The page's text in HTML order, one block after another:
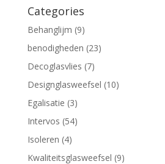
Categories
Behanglijm (9)
benodigheden (23)
Decoglasvlies (7)
Designglasweefsel (10)
Egalisatie (3)
Intervos (54)
Isoleren (4)
Kwaliteitsglasweefsel (9)